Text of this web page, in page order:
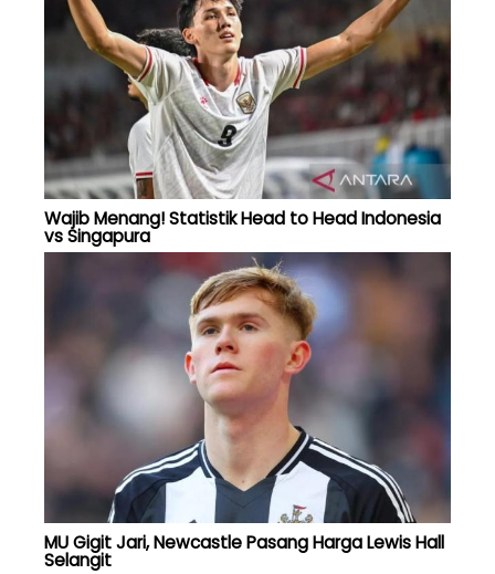
Wajib Menang! Statistik Head to Head Indonesia
vs Singapura
MU Gigit Jari, Newcastle Pasang Harga Lewis Hall
Selangit